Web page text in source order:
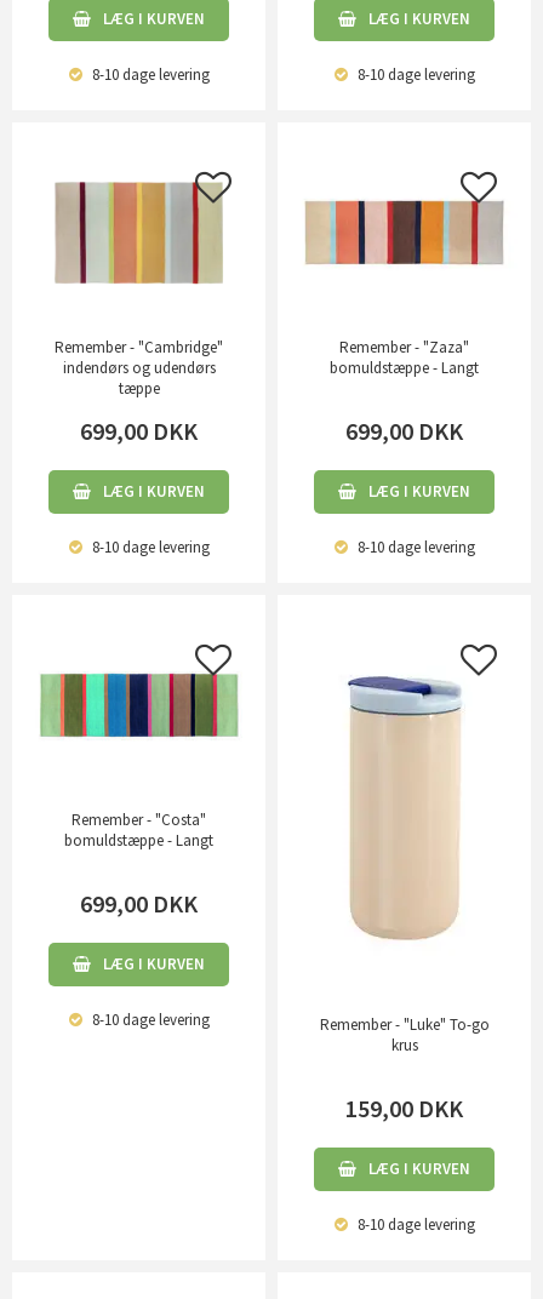
LÆG I KURVEN
8-10 dagelevering
LÆG I KURVEN
8-10 dagelevering
Remember - "Cambridge"
indendørs og udendørs
tæppe
699,00 DKK
LÆG I KURVEN
8-10 dagelevering
Remember - "Zaza"
bomuldstæppe - Langt
699,00 DKK
LÆG I KURVEN
8-10 dagelevering
Remember - "Costa"
bomuldstæppe - Langt
699,00 DKK
LÆG I KURVEN
8-10 dagelevering
Remember - "Luke" To-go
krus
159,00 DKK
LÆG I KURVEN
8-10 dagelevering